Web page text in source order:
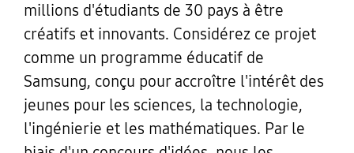
millions d'étudiants de 30 pays à être
créatifs et innovants. Considérez ce projet
comme un programme éducatif de
Samsung, conçu pour accroître l'intérêt des
jeunes pour les sciences, la technologie,
l'ingénierie et les mathématiques. Par le